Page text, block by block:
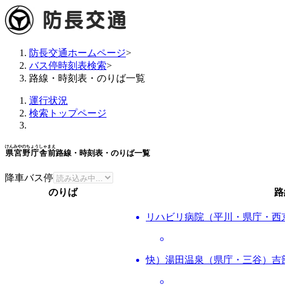
防長交通ホームページ>
バス停時刻表検索>
路線・時刻表・のりば一覧
運行状況
検索トップページ
県宮野庁舎前
けんみやのちょうしゃまえ
路線・時刻表・のりば一覧
降車バス停
のりば
リハビリ病院（平川・県庁・
快）湯田温泉（県庁・三谷）